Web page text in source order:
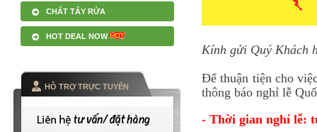
CHẤT TẨY RỬA
HOT DEAL NOW
HỖ TRỢ TRỰC TUYẾN
Kính gửi Quý Khách
Để thuận tiện cho
thông báo nghỉ lễ
- Thời gian nghỉ lễ: